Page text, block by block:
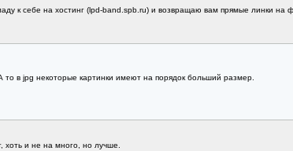
к себе на хостинг (lpd-band.spb.ru) и возвращаю вам прямые линки на
в jpg некоторые картинки имеют на порядок больший размер.
и не на много, но лучше.